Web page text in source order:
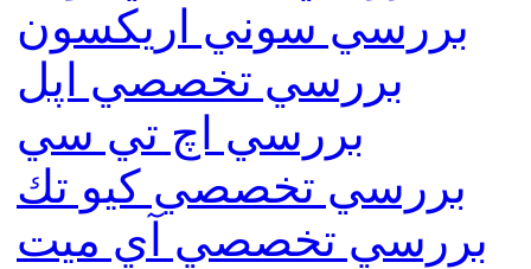
بررسي سوني اريكسون
بررسي تخصصي اپل
بررسي اچ تي سي
بررسي تخصصي كيو تك
بررسي تخصصي آي ميت